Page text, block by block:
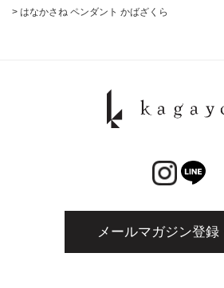
> はなかさね ペンダント かばざくら
メールマガジン登録